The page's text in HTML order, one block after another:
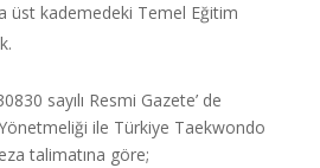
üst kademedeki Temel Eğitim
sayılı Resmi Gazete’ de
ile Türkiye Taekwondo
talimatına göre;